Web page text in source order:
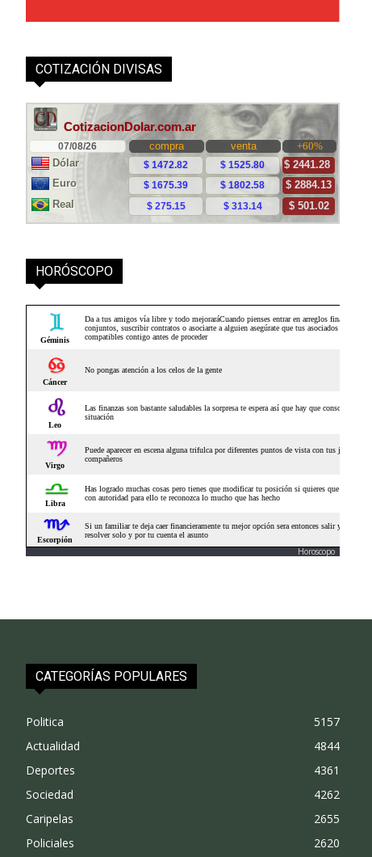
COTIZACIÓN DIVISAS
HORÓSCOPO
Horoscopo
CATEGORÍAS POPULARES
Politica
5157
Actualidad
4844
Deportes
4361
Sociedad
4262
Caripelas
2655
Policiales
2620